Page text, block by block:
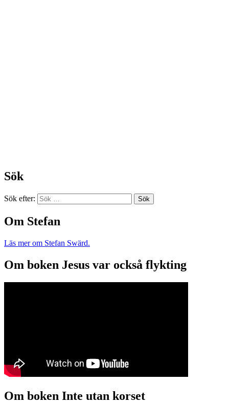
Sök
Sök efter:
Om Stefan
Läs mer om Stefan Swärd.
Om boken Jesus var också flykting
Om boken Inte utan korset